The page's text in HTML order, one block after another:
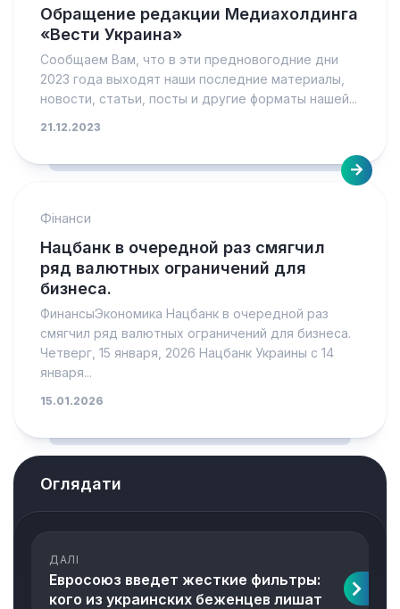
Обращение редакции Медиахолдинга
«Вести Украина»
Cообщаем Вам, что в эти предновогодние дни
2023 года выходят наши последние материалы,
новости, статьи, посты и другие форматы нашей...
21.12.2023
Фінанси
Нацбанк в очередной раз смягчил
ряд валютных ограничений для
бизнеса.
ФинансыЭкономика Нацбанк в очередной раз
смягчил ряд валютных ограничений для бизнеса.
Четверг, 15 января, 2026 Нацбанк Украины с 14
января...
15.01.2026
Оглядати
ДАЛІ
Евросоюз введет жесткие фильтры:
кого из украинских беженцев лишат